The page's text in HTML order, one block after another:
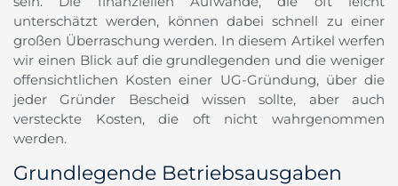
unterschätzt werden, können dabei schnell zu einer
großen Überraschung werden. In diesem Artikel werfen
wir einen Blick auf die grundlegenden und die weniger
offensichtlichen Kosten einer UG-Gründung, über die
jeder Gründer Bescheid wissen sollte, aber auch
versteckte Kosten, die oft nicht wahrgenommen
werden.
Grundlegende Betriebsausgaben